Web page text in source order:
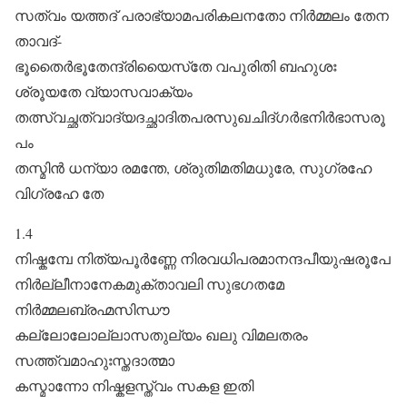
സത്വം യത്തദ് പരാഭ്യാമപരികലനതോ നിർമ്മലം തേന
താവദ്-
ഭൂതൈർഭൂതേന്ദ്രിയൈസ്‌തേ വപുരിതി ബഹുശഃ
ശ്രൂയതേ വ്യാസവാക്യം
തത്സ്വച്ഛത്വാദ്യദച്ഛാദിതപരസുഖചിദ്ഗർഭനിർഭാസരൂ
പം
തസ്മിൻ ധന്യാ രമന്തേ, ശ്രുതിമതിമധുരേ, സുഗ്രഹേ
വിഗ്രഹേ തേ
1.4
നിഷ്കമ്പേ നിത്യപൂർ‌ണ്ണേ നിരവധിപരമാനന്ദപീയുഷരൂപേ
നിർല്ലീനാനേകമുക്താവലി സുഭഗതമേ
നിർ‌മ്മലബ്രഹ്മസിന്ധൗ
കല്ലോലോല്ലാസതുല്യം ഖലു വിമലതരം
സത്ത്വമാഹുഃസ്തദാത്മാ
കസ്മാന്നോ നിഷ്കളസ്ത്വം സകള ഇതി